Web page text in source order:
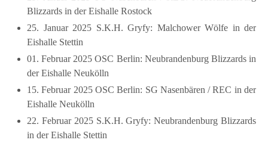
Blizzards in der Eishalle Rostock
25. Januar 2025 S.K.H. Gryfy: Malchower Wölfe in der
Eishalle Stettin
01. Februar 2025 OSC Berlin: Neubrandenburg Blizzards in
der Eishalle Neukölln
15. Februar 2025 OSC Berlin: SG Nasenbären / REC in der
Eishalle Neukölln
22. Februar 2025 S.K.H. Gryfy: Neubrandenburg Blizzards
in der Eishalle Stettin